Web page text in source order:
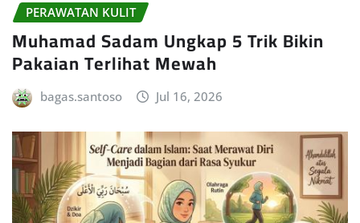
PERAWATAN KULIT
Muhamad Sadam Ungkap 5 Trik Bikin
Pakaian Terlihat Mewah
bagas.santoso Jul 16, 2026